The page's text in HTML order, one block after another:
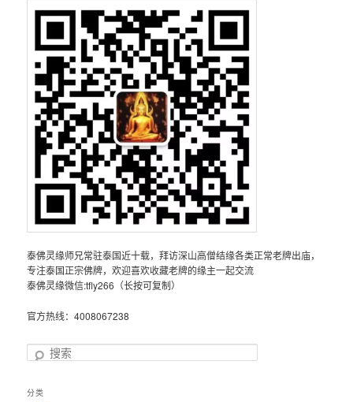
泰佛灵缘师兄常驻泰国近十载，拜访深山高僧结缘各类正常老牌出庙，
专注泰国正宗佛牌，欢迎喜欢收藏老牌的缘主一起交流
泰佛灵缘微信:tfly266（长按可复制）
官方热线：4008067238
搜
分类